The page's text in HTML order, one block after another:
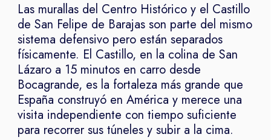
Las murallas del Centro Histórico y el Castillo
de San Felipe de Barajas son parte del mismo
sistema defensivo pero están separados
físicamente. El Castillo, en la colina de San
Lázaro a 15 minutos en carro desde
Bocagrande, es la fortaleza más grande que
España construyó en América y merece una
visita independiente con tiempo suficiente
para recorrer sus túneles y subir a la cima.